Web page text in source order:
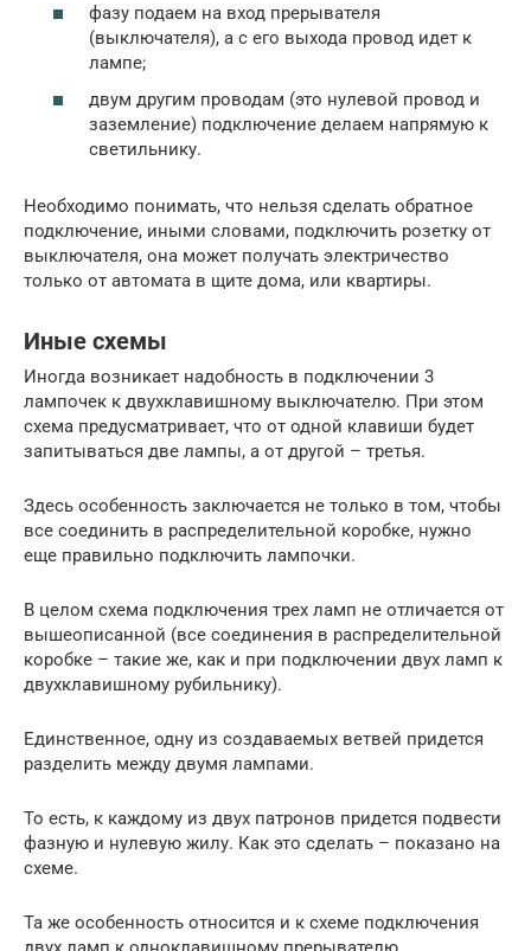
фазу подаем на вход прерывателя
(выключателя), а с его выхода провод идет к
лампе;
двум другим проводам (это нулевой провод и
заземление) подключение делаем напрямую к
светильнику.
Необходимо понимать, что нельзя сделать обратное
подключение, иными словами, подключить розетку от
выключателя, она может получать электричество
только от автомата в щите дома, или квартиры.
Иные схемы
Иногда возникает надобность в подключении 3
лампочек к двухклавишному выключателю. При этом
схема предусматривает, что от одной клавиши будет
запитываться две лампы, а от другой – третья.
Здесь особенность заключается не только в том, чтобы
все соединить в распределительной коробке, нужно
еще правильно подключить лампочки.
В целом схема подключения трех ламп не отличается от
вышеописанной (все соединения в распределительной
коробке – такие же, как и при подключении двух ламп к
двухклавишному рубильнику).
Единственное, одну из создаваемых ветвей придется
разделить между двумя лампами.
То есть, к каждому из двух патронов придется подвести
фазную и нулевую жилу. Как это сделать – показано на
схеме.
Та же особенность относится и к схеме подключения